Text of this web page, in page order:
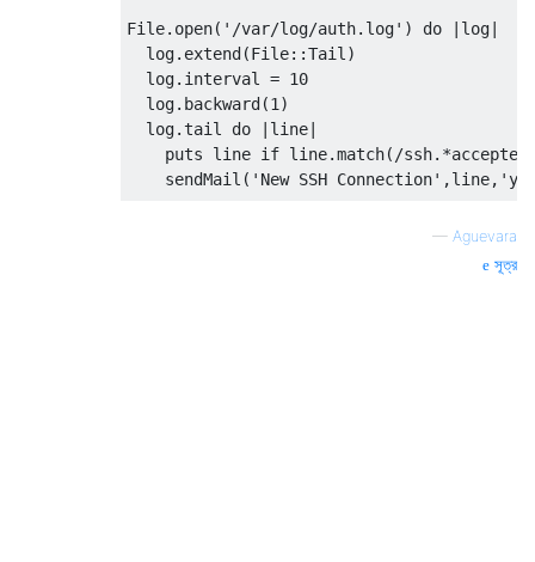
File. open( '/var/log/auth.log' ) do | log|
  log
. extend(File::Tail )
  log
. interval = 10
  log
. backward(1 )
  log
.tail do | line|
    puts line
if line.match( /
    sendMail
( 'New SSH Connection' ,line,
/ssh.*failed
— Aguevara
সূত্র